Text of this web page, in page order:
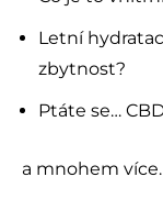
Letní
zbytnost?
Ptáte se…
a mnohem více.